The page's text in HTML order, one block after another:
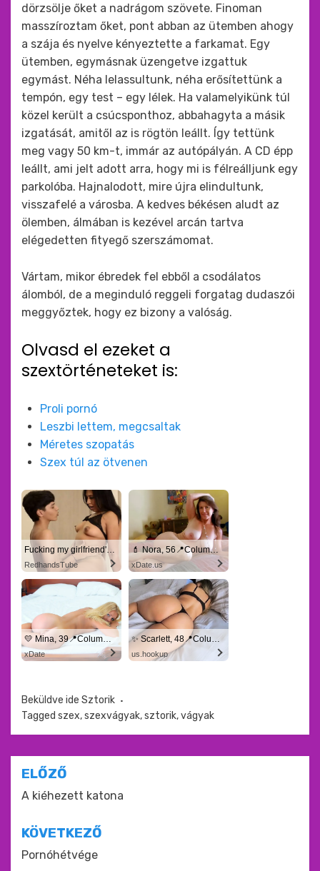
dörzsölje őket a nadrágom szövete. Finoman
masszíroztam őket, pont abban az ütemben ahogy
a szája és nyelve kényeztette a farkamat. Egy
ütemben, egymásnak üzengetve izgattuk
egymást. Néha lelassultunk, néha erősítettünk a
tempón, egy test – egy lélek. Ha valamelyikünk túl
közel került a csúcsponthoz, abbahagyta a másik
izgatását, amitől az is rögtön leállt. Így tettünk
meg vagy 50 km-t, immár az autópályán. A CD épp
leállt, ami jelt adott arra, hogy mi is félreálljunk egy
parkolóba. Hajnalodott, mire újra elindultunk,
visszafelé a városba. A kedves békésen aludt az
ölemben, álmában is kezével arcán tartva
elégedetten fityegő szerszámomat.
Vártam, mikor ébredek fel ebből a csodálatos
álomból, de a meginduló reggeli forgatag dudaszói
meggyőztek, hogy ez bizony a valóság.
Olvasd el ezeket a
szextörténeteket is:
Proli pornó
Leszbi lettem, megcsaltak
Méretes szopatás
Szex túl az ötvenen
Fucking my girlfriend's hot mommy by mistake
RedhandsTube
💄 Nora, 56📍Columbus
xDate.us
💛 Mina, 39📍Columbus
xDate
✨ Scarlett, 48📍Columbus
us.hookup
Beküldve ide Sztorik
Tagged szex,szexvágyak,sztorik,vágyak
Bejegyzés
navigáció
ELŐZŐ
A kiéhezett katona
KÖVETKEZŐ
Pornóhétvége